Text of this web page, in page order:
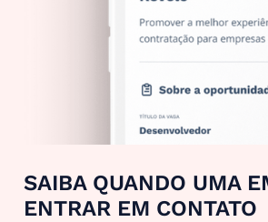
SAIBA QUANDO UMA
ENTRAR EM CONTATO